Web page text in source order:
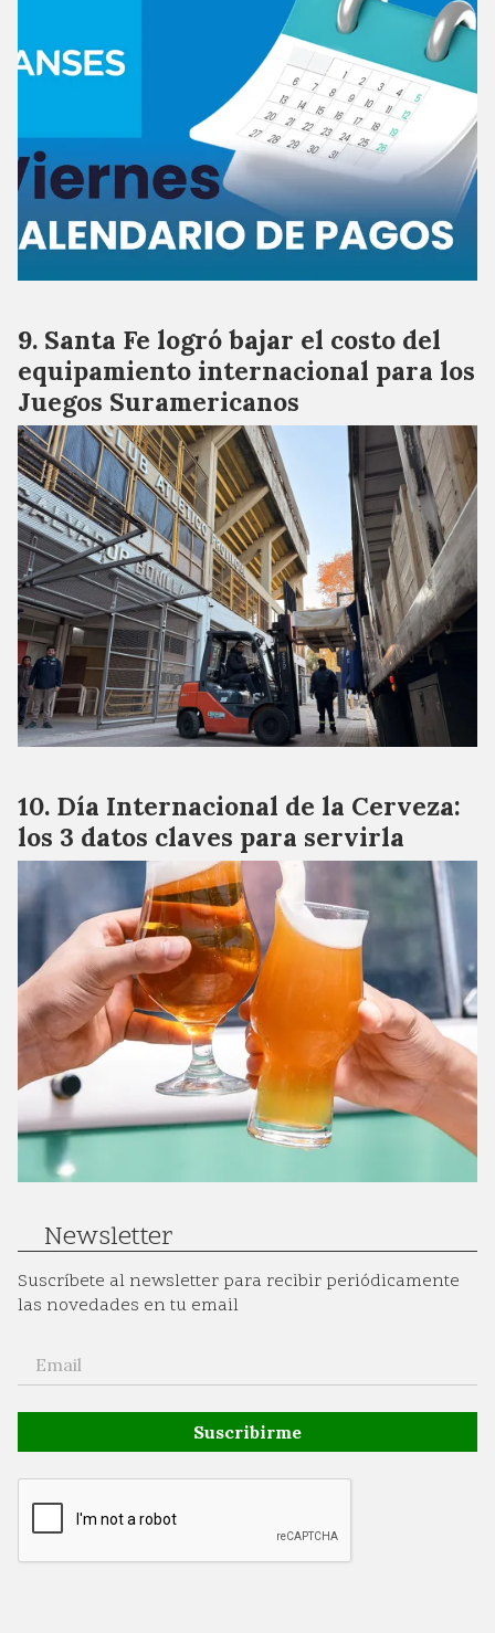
Santa Fe logró bajar el costo del
equipamiento internacional para los
Juegos Suramericanos
Día Internacional de la Cerveza:
los 3 datos claves para servirla
Newsletter
Suscríbete al newsletter para recibir periódicamente
las novedades en tu email
Suscribirme